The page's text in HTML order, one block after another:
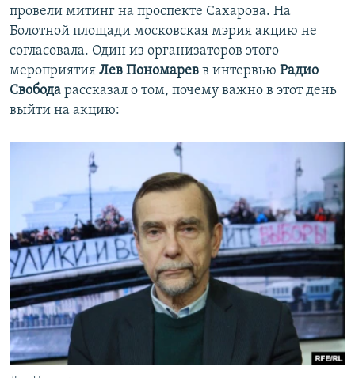
провели митинг на проспекте Сахарова. На
Болотной площади московская мэрия акцию не
согласовала. Один из организаторов этого
мероприятия Лев Пономарев в интервью Радио
Свобода рассказал о том, почему важно в этот день
выйти на акцию: